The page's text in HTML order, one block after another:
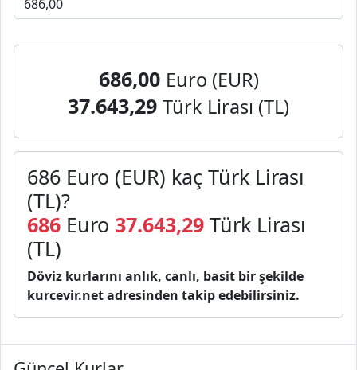
686,00 Euro (EUR)
37.643,29 Türk Lirası (TL)
686 Euro (EUR) kaç Türk Lirası
(TL)?
686 Euro 37.643,29 Türk Lirası
(TL)
Döviz kurlarını anlık, canlı, basit bir şekilde
kurcevir.net adresinden takip edebilirsiniz.